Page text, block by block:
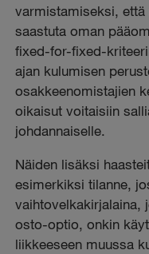
varmistamiseksi,
saastuta oman
fixed-for-fixed-
ajan kulumisen
osakkeenomistajien
oikaisut voitaisiin
johdannaiselle.
Näiden lisäksi
esimerkiksi tilanne,
vaihtovelkakirjalaina,
osto-optio, onkin
liikkeeseen muussa